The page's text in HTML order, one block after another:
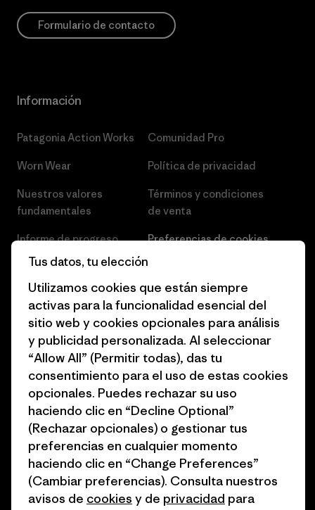
Formulario de contacto
Información
Patagonia Action Works
Worn Wear
Nuestros valores
fundamentales
Informe de progreso
Business Unusual
Objetivos climáticos
1% for the Planet
Cómo financiamos
Tarjetas regalo
Encuentra una tienda
Comunidad Pro
Política de privacidad
Términos y condiciones
de venta
Preferencias de cookies
Empleo
Prensa
Programa para profesionales
del sector
Programa de afiliados
Mapa del sitio Patagonia
España
© 2026 Patagonia, Inc. Todos los derechos reservados.
Tus datos, tu elección
Utilizamos cookies que están siempre
activas para la funcionalidad esencial del
sitio web y cookies opcionales para análisis
y publicidad personalizada. Al seleccionar
“Allow All” (Permitir todas), das tu
consentimiento para el uso de estas cookies
opcionales. Puedes rechazar su uso
haciendo clic en “Decline Optional”
(Rechazar opcionales) o gestionar tus
preferencias en cualquier momento
haciendo clic en “Change Preferences”
(Cambiar preferencias). Consulta nuestros
avisos de cookies y de privacidad para